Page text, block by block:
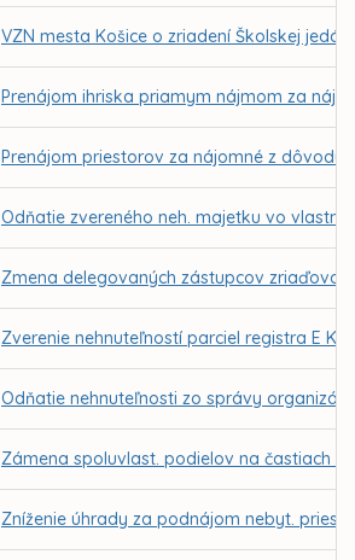
VZN mesta Košice o zriadení Školskej
Prenájom ihriska priamym nájmom za
Prenájom priestorov za nájomné z
Odňatie zvereného neh. majetku vo
Zmena delegovaných zástupcov
Zverenie nehnuteľností parciel registra E
Odňatie nehnuteľnosti zo správy
Zámena spoluvlast. podielov na častiach
Zníženie úhrady za podnájom nebyt.